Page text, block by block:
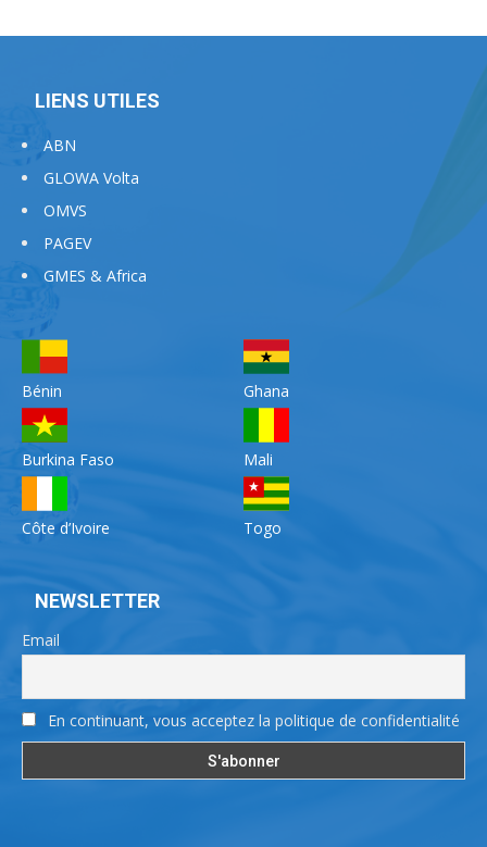
LIENS UTILES
ABN
GLOWA Volta
OMVS
PAGEV
GMES & Africa
Bénin
Burkina Faso
Côte d’Ivoire
Ghana
Mali
Togo
NEWSLETTER
Email
En continuant, vous acceptez la politique de confidentialité